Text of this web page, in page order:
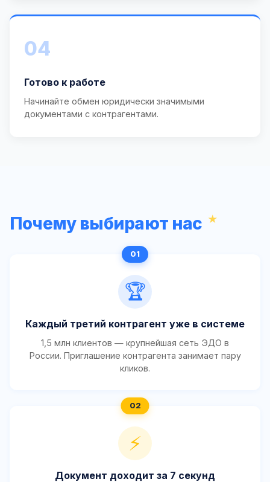
04
Готово к работе
Начинайте обмен юридически значимыми
документами с контрагентами.
Почему выбирают нас
🏆
Каждый третий контрагент уже в системе
1,5 млн клиентов — крупнейшая сеть ЭДО в
России. Приглашение контрагента занимает пару
кликов.
⚡
Документ доходит за 7 секунд